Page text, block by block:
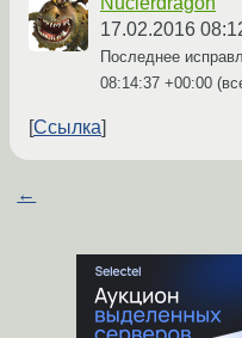
17.02.2016
Последнее
08:14:37 +00:00
Ссылка
←